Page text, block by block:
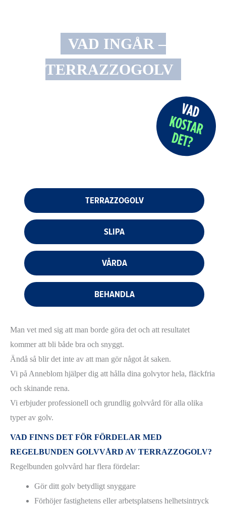
VAD INGÅR –
TERRAZZOGOLV
TERRAZZOGOLV
SLIPA
VÅRDA
BEHANDLA
Man vet med sig att man borde göra det och att resultatet
kommer att bli både bra och snyggt.
Ändå så blir det inte av att man gör något åt saken.
Vi på Anneblom hjälper dig att hålla dina golvytor hela, fläckfria
och skinande rena.
Vi erbjuder professionell och grundlig golvvård för alla olika
typer av golv.
VAD FINNS DET FÖR FÖRDELAR MED
REGELBUNDEN GOLVVÅRD AV TERRAZZOGOLV?
Regelbunden golvvård har flera fördelar:
Gör ditt golv betydligt snyggare
Förhöjer fastighetens eller arbetsplatsens helhetsintryck